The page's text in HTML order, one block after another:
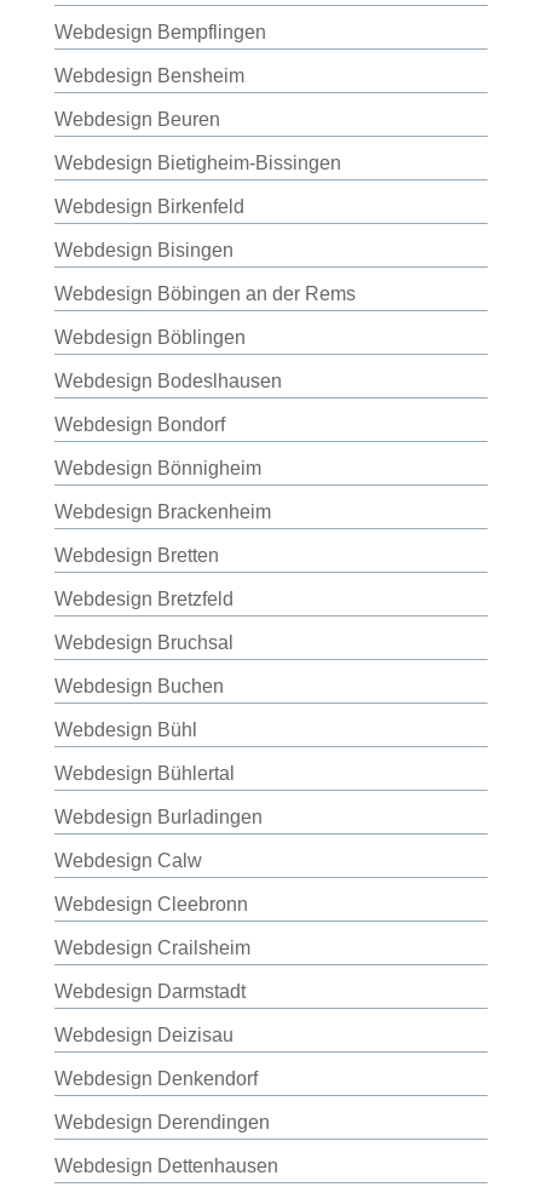
Webdesign Bempflingen
Webdesign Bensheim
Webdesign Beuren
Webdesign Bietigheim-Bissingen
Webdesign Birkenfeld
Webdesign Bisingen
Webdesign Böbingen an der Rems
Webdesign Böblingen
Webdesign Bodeslhausen
Webdesign Bondorf
Webdesign Bönnigheim
Webdesign Brackenheim
Webdesign Bretten
Webdesign Bretzfeld
Webdesign Bruchsal
Webdesign Buchen
Webdesign Bühl
Webdesign Bühlertal
Webdesign Burladingen
Webdesign Calw
Webdesign Cleebronn
Webdesign Crailsheim
Webdesign Darmstadt
Webdesign Deizisau
Webdesign Denkendorf
Webdesign Derendingen
Webdesign Dettenhausen